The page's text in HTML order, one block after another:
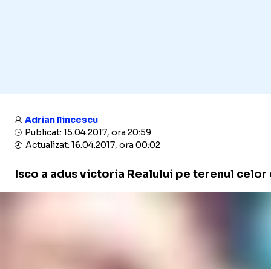
Adrian Ilincescu
Publicat: 15.04.2017, ora 20:59
Actualizat: 16.04.2017, ora 00:02
Isco a adus victoria Realului pe terenul